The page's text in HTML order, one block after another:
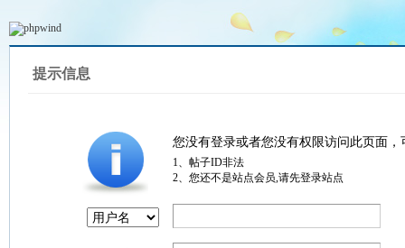
提示信息
您没有登录或者您没有权限访问此页面
1、帖子ID非法
2、您还不是站点会员,请先登录站点